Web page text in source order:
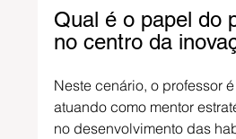
Qual é o papel do
no centro da
Neste cenário, o professor
atuando como mentor
no desenvolvimento das